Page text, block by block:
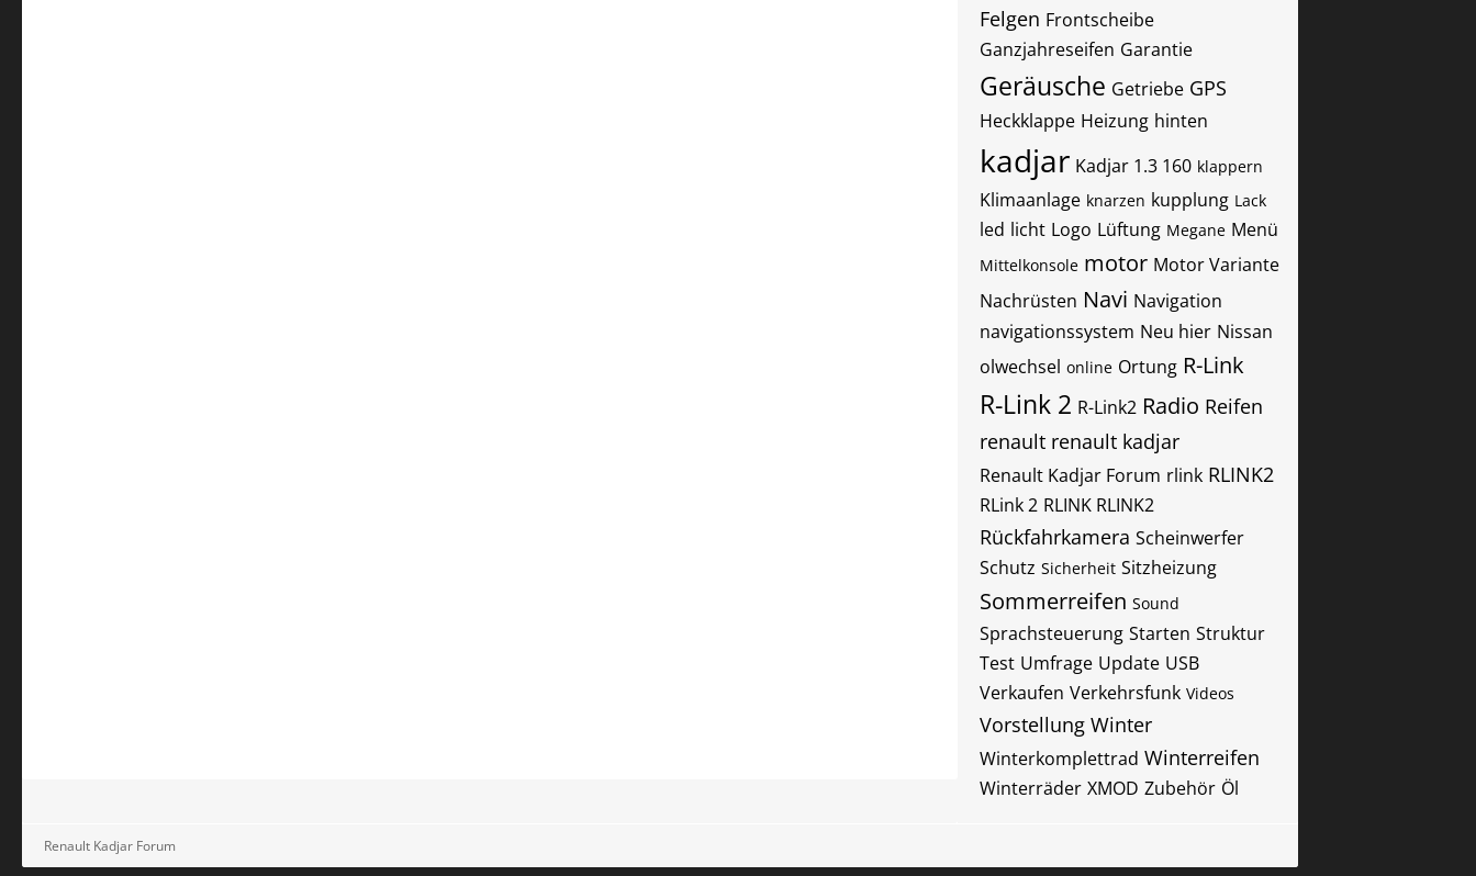
Felgen Frontscheibe
Ganzjahreseifen Garantie
Geräusche Getriebe GPS
Heckklappe Heizung hinten
kadjar Kadjar 1.3 160 klappern
Klimaanlage knarzen kupplung Lack
led licht Logo Lüftung Megane Menü
Mittelkonsole motor Motor Variante
Nachrüsten Navi Navigation
navigationssystem Neu hier Nissan
olwechsel online Ortung R-Link
R-Link 2 R-Link2 Radio Reifen
renault renault kadjar
Renault Kadjar Forum rlink RLINK2
RLink 2 RLINK RLINK2
Rückfahrkamera Scheinwerfer
Schutz Sicherheit Sitzheizung
Sommerreifen Sound
Sprachsteuerung Starten Struktur
Test Umfrage Update USB
Verkaufen Verkehrsfunk Videos
Vorstellung Winter
Winterkomplettrad Winterreifen
Winterräder XMOD Zubehör Öl
Renault Kadjar Forum